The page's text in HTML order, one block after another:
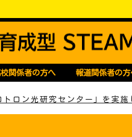
ンソーシア
関係者の方へ 報道関係者の方
トロン光研究センター」を実施